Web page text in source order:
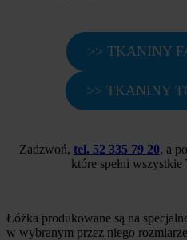
>> TKANINY
>> TKANINY
Zadzwoń, tel. 52 335 79 20, a
które spełni
Łóżka produkowane są na
w wybranym przez niego